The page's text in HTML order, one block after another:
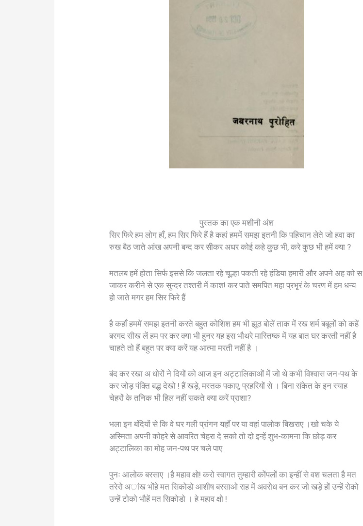
पुस्तक का एक मशीनी अंश
सिर फिरे हम लोग हाँ, हम सिर फिरे हैं है कहां हममें समझ इतनी कि पहिचान लेते जो हवा का
रुख बैठ जाते आंख अपनी बन्द कर सीकर अधर कोई कहे कुछ भी, करे कुछ भी हमें क्या ?
मतलब हमें होता सिर्फ इससे कि जलता रहे चूल्हा पकती रहे हंडिया हमारी और अपने अह को स
जाकर करीने से एक सुन्दर तश्तरी में काश! कर पाते समपित महा प्रभृ्रं के चरण में हम धन्य
हो जाते मगर हम सिर फिरे हैं
है कहाँ हममें समझ इतनी करते बहुत कोशिश हम भी झूठ बोलें ताक में रख शर्म बबूलों को कहें
बरगद सीख लें हम पर कर क्या भी हुनर यह इस भौथरे मास्तिष्क में यह बात घर करती नहीं है
चाहते तो हैं बहुत पर क्या करें यह आत्मा मरती नहीं है ।
बंद कर रखा अ धोरों ने दियों को आज इन अट्टालिकाओं में जो थे कभी विश्वास जन-पथ के
कर जोड़ पंक्ति बद्ध देखो ! हैं खड़े, मस्तक पकाए, प्रहरियों से । बिना संकेत के इन स्याह
चेहरों के तनिक भी हिल नहीं सकते क्या करें प्राशा?
भला इन बंदियों से कि वे घर गली प्रांगन यहाँ पर या वहां पालोक बिखराए ।खो चके ये
अस्मिता अपनी कोहरे से आवरित चेहरा दे सको तो दो इन्हें शुभ-कामना कि छोड़ कर
अट्टालिका का मोह जन-पथ पर चले पाए
पुनः आलोक बरसाए ।है महाव क्षो! करो स्वागत तुम्हारी कोंपलों का इन्हीं से वश चलता है मत
तरेरो अांख भोंहे मत सिकोडो आशीष बरसाओ राह में अवरोध बन कर जो खड़े हों उन्हें रोको
उन्हें टोको भौहें मत सिकोडो । हे महाव क्षो !